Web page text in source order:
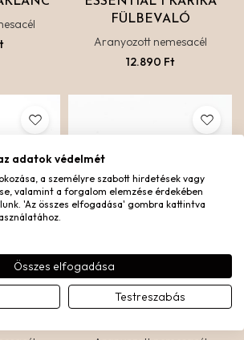
FÜLBEVALÓ
Aranyozott nemesacél
12.890 Ft
ENDLESS KARIKA
adatok védelmét
a személyre szabott hirdetések vagy
valamint a forgalom elemzése érdekében
'Az összes elfogadása' gombra kattintva
Összes elfogadása
Testreszabás